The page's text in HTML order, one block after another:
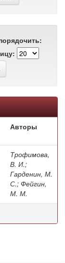
Авторы
Трофимова,
В. И.;
Гарденин, М.
С.; Фейгин,
М. М.